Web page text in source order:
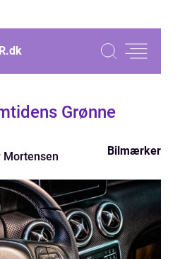
dk
Grønne
Mortensen Bilmærker